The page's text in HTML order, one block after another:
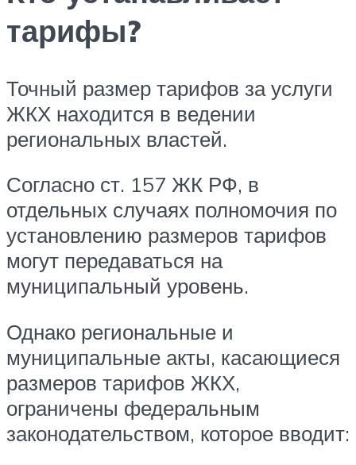
тарифы?
Точный размер тарифов за услуги
ЖКХ находится в ведении
региональных властей.
Согласно ст. 157 ЖК РФ, в
отдельных случаях полномочия по
установлению размеров тарифов
могут передаваться на
муниципальный уровень.
Однако региональные и
муниципальные акты, касающиеся
размеров тарифов ЖКХ,
ограничены федеральным
законодательством, которое вводит: